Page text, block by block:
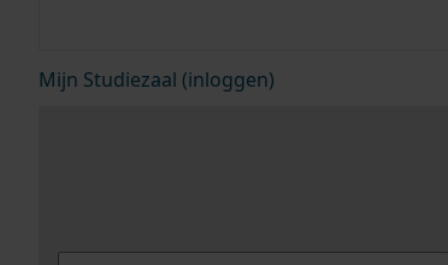
Mijn Studiezaal (inloggen)